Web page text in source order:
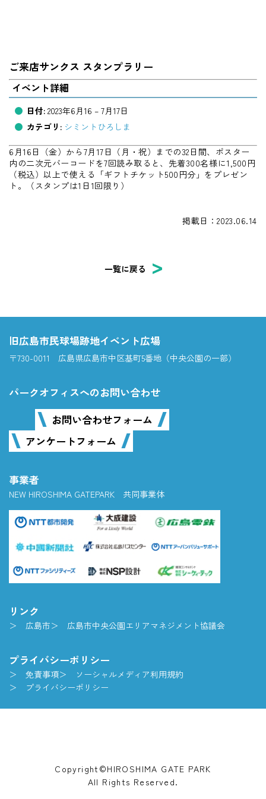
ご来店サンクス スタンプラリー
イベント詳細
日付: 2023年6月16 – 7月17日
カテゴリ: シミントひろしま
6月16日（金）から7月17日（月・祝）までの32日間、ポスター
内の二次元バーコードを7回読み取ると、先着300名様に1,500円
（税込）以上で使える「ギフトチケット500円分」をプレゼン
ト。（スタンプは1日1回限り）
掲載日：2023.06.14
一覧に戻る
旧広島市民球場跡地イベント広場
〒730-0011 広島県広島市中区基町5番地（中央公園の一部）
パークオフィスへのお問い合わせ
お問い合わせフォーム
アンケートフォーム
事業者
NEW HIROSHIMA GATEPARK 共同事業体
リンク
広島市 広島市中央公園エリアマネジメント協議会
プライバシーポリシー
免責事項
ソーシャルメディア利用規約
プライバシーポリシー
Copyright©HIROSHIMA GATE PARK
All Rights Reserved.